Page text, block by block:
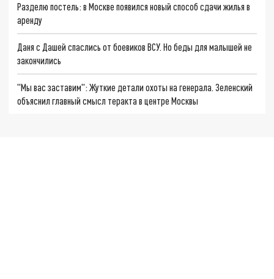
Разделю постель: в Москве появился новый способ сдачи жилья в
аренду
Даня с Дашей спаслись от боевиков ВСУ. Но беды для малышей не
закончились
"Мы вас заставим": Жуткие детали охоты на генерала. Зеленский
объяснил главный смысл теракта в центре Москвы